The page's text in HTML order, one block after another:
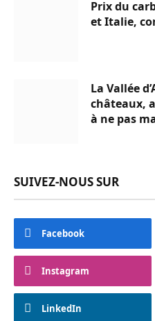
Prix du
et Italie,
La Vallée
châteaux,
à ne pas
SUIVEZ-NOUS SUR
Facebook
Instagram
LinkedIn